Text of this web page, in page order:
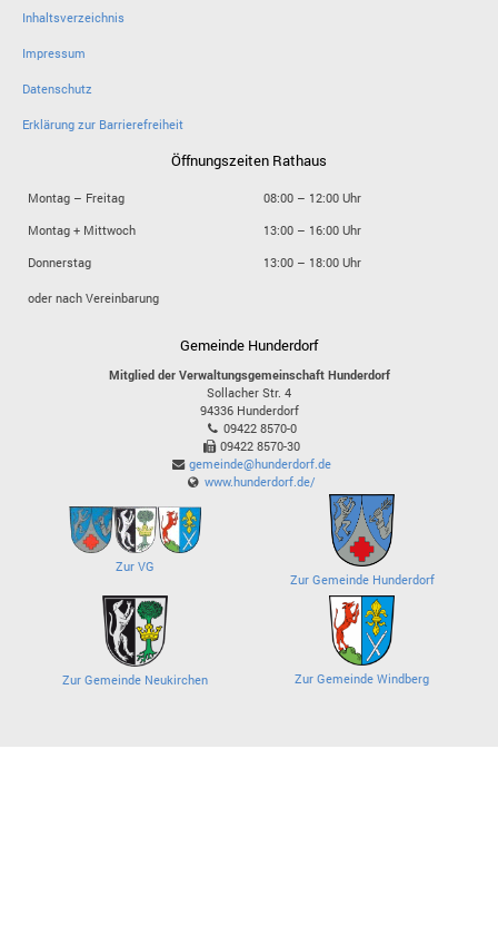
Inhaltsverzeichnis
Impressum
Datenschutz
Erklärung zur Barrierefreiheit
Öffnungszeiten Rathaus
Montag – Freitag
08:00 – 12:00 Uhr
Montag + Mittwoch
13:00 – 16:00 Uhr
Donnerstag
13:00 – 18:00 Uhr
oder nach Vereinbarung
Gemeinde Hunderdorf
Mitglied der Verwaltungsgemeinschaft Hunderdorf
Sollacher Str. 4
94336 Hunderdorf
09422 8570-0
09422 8570-30
gemeinde@hunderdorf.de
www.hunderdorf.de/
Zur VG
Zur Gemeinde Hunderdorf
Zur Gemeinde Neukirchen Zur Gemeinde Windberg